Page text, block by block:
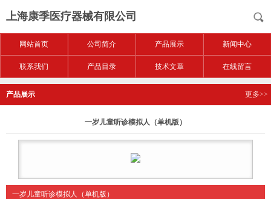
上海康季医疗器械有限公司
网站首页 公司简介 产品展示 新闻中心
联系我们 产品目录 技术文章 在线留言
产品展示 更多>>
一岁儿童听诊模拟人（单机版）
一岁儿童听诊模拟人（单机版）